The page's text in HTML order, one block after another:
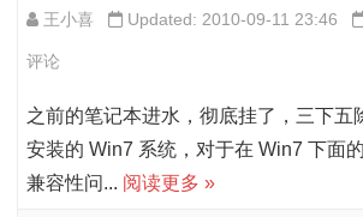
王小喜 Updated: 2010-09-11 23:46
评论
之前的笔记本进水，彻底挂了，三下五
安装的 Win7 系统，对于在 Win7 下面
兼容性问... 阅读更多 »